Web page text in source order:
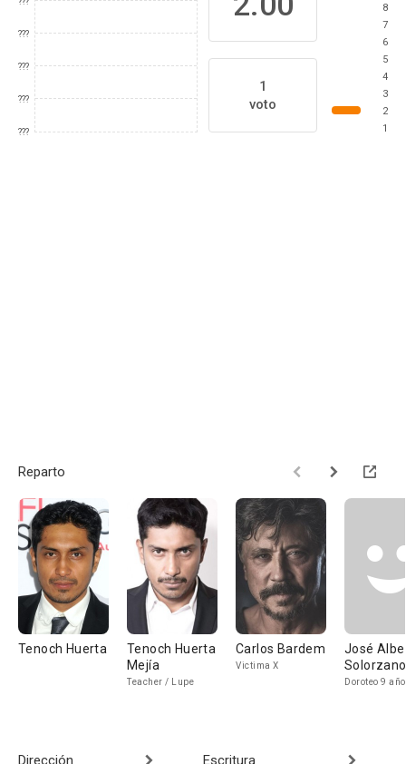
???
???
???
???
1
voto
8
7
6
5
4
3
2
1
Reparto
Tenoch Huerta
Tenoch Huerta
Mejía
Teacher / Lupe
Carlos Bardem
Victima X
José
Solorzano
Doroteo 9
Dirección Escritura